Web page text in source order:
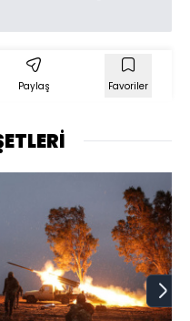
Paylaş Favoriler